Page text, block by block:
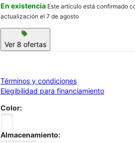
En existencia Este artículo está confirmado
actualización el 7 de agosto
sell
Ver 8 ofertas
Términos y condiciones
Elegibilidad para financiamiento
Color:
Almacenamiento: